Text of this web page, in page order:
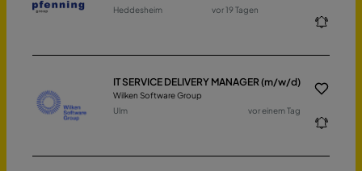
Heddesheim
vor 19 Tagen
IT SERVICE DELIVERY MANAGER (m/w/d)
Wilken Software Group
Ulm
vor einem Tag